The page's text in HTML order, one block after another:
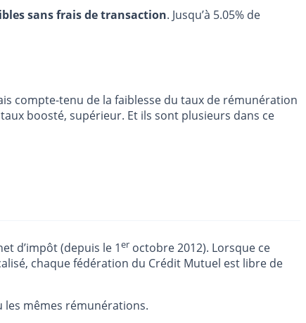
sans frais de transaction. Jusqu’à 5.05% de
compte-tenu de la faiblesse du taux de rémunération
boosté, supérieur. Et ils sont plusieurs dans ce
d’impôt (depuis le 1er octobre 2012). Lorsque ce
chaque fédération du Crédit Mutuel est libre de
mêmes rémunérations.